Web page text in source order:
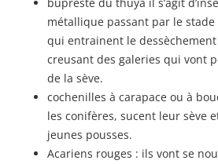
bupreste du thuya il s’agit
métallique passant par le
qui entrainent le
creusant des galeries qui vont
de la sève.
cochenilles à carapace ou à
les conifères, sucent leur sève
jeunes pousses.
Acariens rouges : ils vont se